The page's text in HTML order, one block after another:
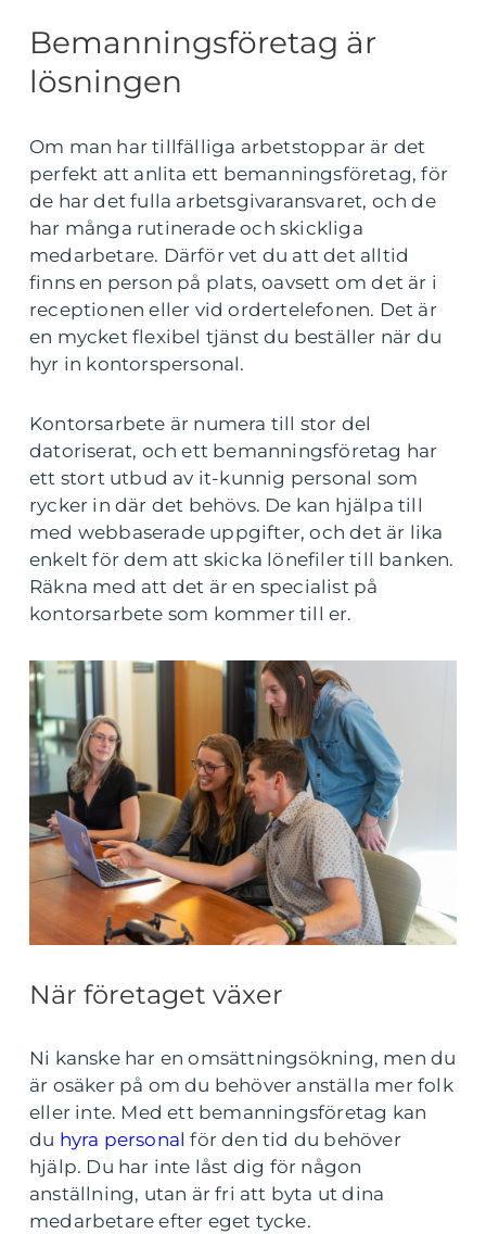
Bemanningsföretag är
lösningen
Om man har tillfälliga arbetstoppar är det
perfekt att anlita ett bemanningsföretag, för
de har det fulla arbetsgivaransvaret, och de
har många rutinerade och skickliga
medarbetare. Därför vet du att det alltid
finns en person på plats, oavsett om det är i
receptionen eller vid ordertelefonen. Det är
en mycket flexibel tjänst du beställer när du
hyr in kontorspersonal.
Kontorsarbete är numera till stor del
datoriserat, och ett bemanningsföretag har
ett stort utbud av it-kunnig personal som
rycker in där det behövs. De kan hjälpa till
med webbaserade uppgifter, och det är lika
enkelt för dem att skicka lönefiler till banken.
Räkna med att det är en specialist på
kontorsarbete som kommer till er.
När företaget växer
Ni kanske har en omsättningsökning, men du
är osäker på om du behöver anställa mer folk
eller inte. Med ett bemanningsföretag kan
du hyra personal för den tid du behöver
hjälp. Du har inte låst dig för någon
anställning, utan är fri att byta ut dina
medarbetare efter eget tycke.